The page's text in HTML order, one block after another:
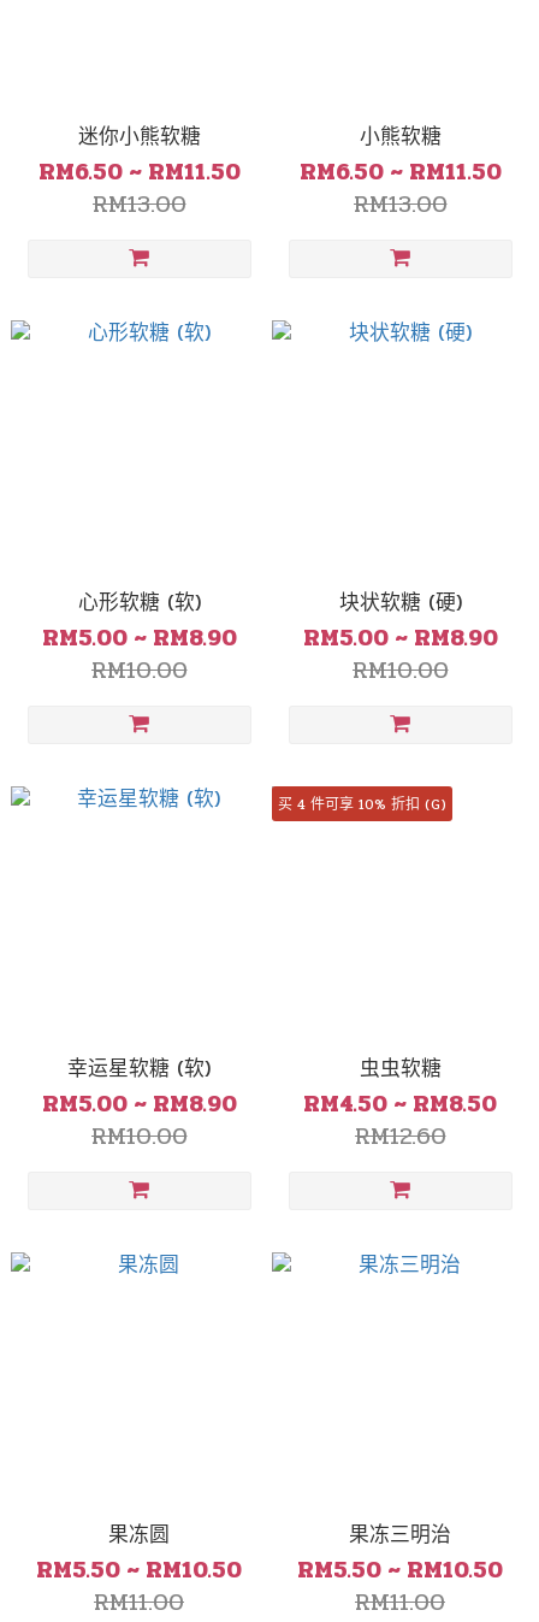
迷你小熊软糖
RM6.50 ~ RM11.50
RM13.00
小熊软糖
RM6.50 ~ RM11.50
RM13.00
心形软糖 (软)
RM5.00 ~ RM8.90
RM10.00
块状软糖 (硬)
RM5.00 ~ RM8.90
RM10.00
幸运星软糖 (软)
RM5.00 ~ RM8.90
RM10.00
买 4 件可享 10% 折扣 (G)
虫虫软糖
RM4.50 ~ RM8.50
RM12.60
果冻圆
RM5.50 ~ RM10.50
RM11.00
果冻三明治
RM5.50 ~ RM10.50
RM11.00